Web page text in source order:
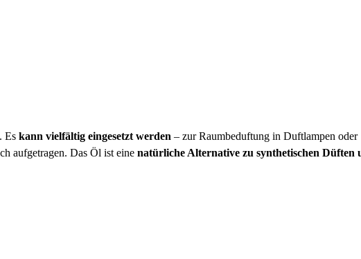
Es kann vielfältig eingesetzt werden – zur Raumbeduftung in Duftlampen oder
aufgetragen. Das Öl ist eine natürliche Alternative zu synthetischen Düften